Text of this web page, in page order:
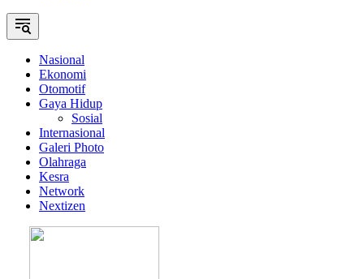
Nasional
Ekonomi
Otomotif
Gaya Hidup
Sosial
Internasional
Galeri Photo
Olahraga
Kesra
Network
Nextizen